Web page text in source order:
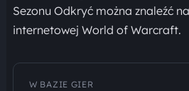
Sezonu Odkryć można znaleźć
internetowej World of Warcraft.
W BAZIE GIER